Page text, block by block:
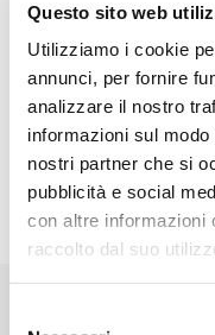
Questo sito web
Utilizziamo i cookie
annunci, per fornire
analizzare il nostro
informazioni sul
nostri partner che si
pubblicità e social
con altre informazioni
raccolto dal suo
Romagna
A Bagno di
Bagno di
Relax d’estate:
Mercato